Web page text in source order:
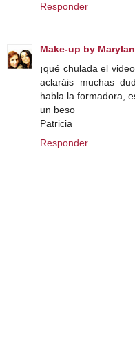
Responder
Make-up by
¡qué chulada el
aclaráis muchas
habla la formadora,
un beso
Patricia
Responder